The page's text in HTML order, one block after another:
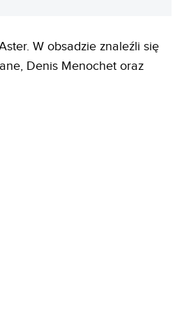
W obsadzie znaleźli się
Denis Menochet oraz